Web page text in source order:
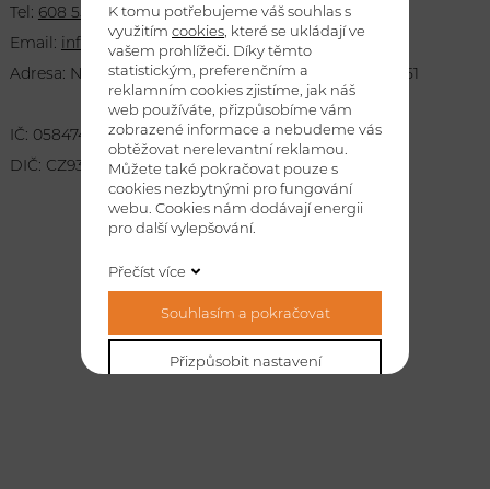
Tel: 608 555 297
Email: info@zemni-prace-vrzan.cz
Adresa: Nové Město 105, Chlumec nad Cidlinou, 503 51
IČ: 05847419
DIČ: CZ9301293331
K tomu potřebujeme váš souhlas s
využitím cookies , které se ukládají ve
vašem prohlížeči. Díky těmto
statistickým, preferenčním a
reklamním cookies zjistíme, jak náš
web používáte, přizpůsobíme vám
zobrazené informace a nebudeme vás
obtěžovat nerelevantní reklamou.
Můžete také pokračovat pouze s
cookies nezbytnými pro fungování
webu. Cookies nám dodávají energii
pro další vylepšování.
Přečíst více
Souhlasím a pokračovat
Přizpůsobit nastavení